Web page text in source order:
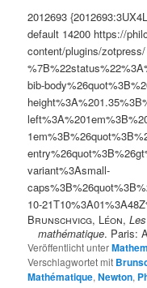
2012693
default 14200 https://
content/plugins/zotpress/
bib-
variant%3Asmall-
10-
Brunschvicg, Léon,
mathématique. Paris:
Veröffentlicht unter
Verschlagwortet mit
Mathématique,Newton,